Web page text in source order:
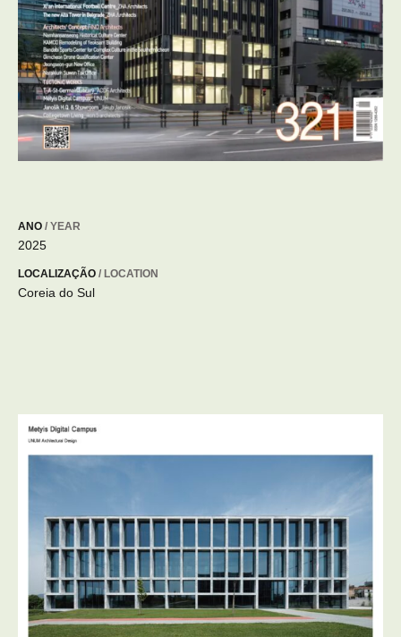
ANO / YEAR
2025
LOCALIZAÇÃO / LOCATION
Coreia do Sul